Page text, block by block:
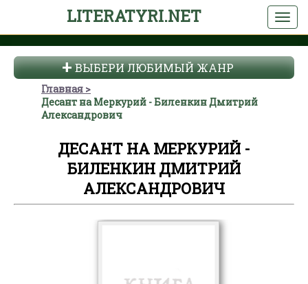
LITERATYRI.NET
ВЫБЕРИ ЛЮБИМЫЙ ЖАНР
Главная
Десант на Меркурий - Биленкин Дмитрий
Александрович
ДЕСАНТ НА МЕРКУРИЙ -
БИЛЕНКИН ДМИТРИЙ
АЛЕКСАНДРОВИЧ